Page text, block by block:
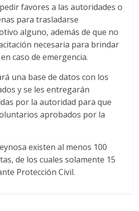
favores a las autoridades o
para trasladarse
alguno, además de que no
necesaria para brindar
caso de emergencia.
una base de datos con los
y se les entregarán
por la autoridad para que
aprobados por la
existen al menos 100
de los cuales solamente 15
Protección Civil.